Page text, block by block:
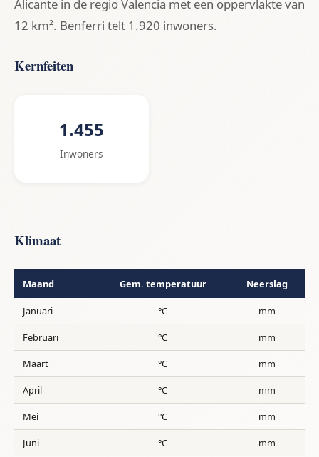
Alicante in de regio Valencia met een oppervlakte van
12 km². Benferri telt 1.920 inwoners.
Kernfeiten
1.455
Inwoners
Klimaat
Maand Gem. temperatuur Neerslag
Januari °C mm
Februari °C mm
Maart °C mm
April °C mm
Mei °C mm
Juni °C mm